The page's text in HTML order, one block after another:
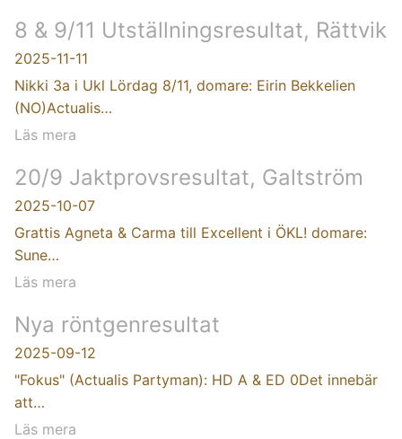
8 & 9/11 Utställningsresultat, Rättvik
2025-11-11
Nikki 3a i Ukl Lördag 8/11, domare: Eirin Bekkelien
(NO)Actualis…
Läs mera
20/9 Jaktprovsresultat, Galtström
2025-10-07
Grattis Agneta & Carma till Excellent i ÖKL! domare:
Sune…
Läs mera
Nya röntgenresultat
2025-09-12
"Fokus" (Actualis Partyman): HD A & ED 0Det innebär
att…
Läs mera